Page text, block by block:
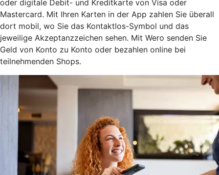
oder digitale Debit- und Kreditkarte von Visa oder
Mastercard. Mit Ihren Karten in der App zahlen Sie überall
dort mobil, wo Sie das Kontaktlos-Symbol und das
jeweilige Akzeptanzzeichen sehen. Mit Wero senden Sie
Geld von Konto zu Konto oder bezahlen online bei
teilnehmenden Shops.